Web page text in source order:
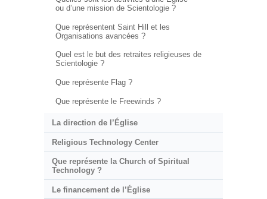
ou d’une mission de Scientologie ?
Que représentent Saint Hill et les
Organisations avancées ?
Quel est le but des retraites religieuses de
Scientologie ?
Que représente Flag ?
Que représente le Freewinds ?
La direction de l’Église
Religious Technology Center
Que représente la Church of Spiritual
Technology ?
Le financement de l’Église